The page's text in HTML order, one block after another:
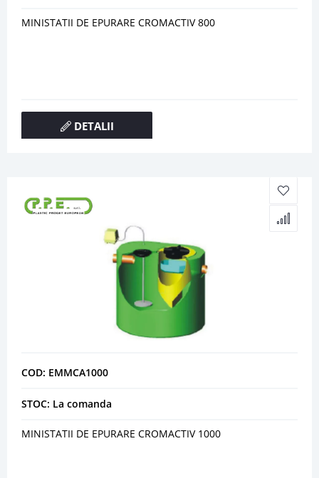
MINISTATII DE EPURARE CROMACTIV 800
DETALII
COD: EMMCA1000
STOC: La comanda
MINISTATII DE EPURARE CROMACTIV 1000